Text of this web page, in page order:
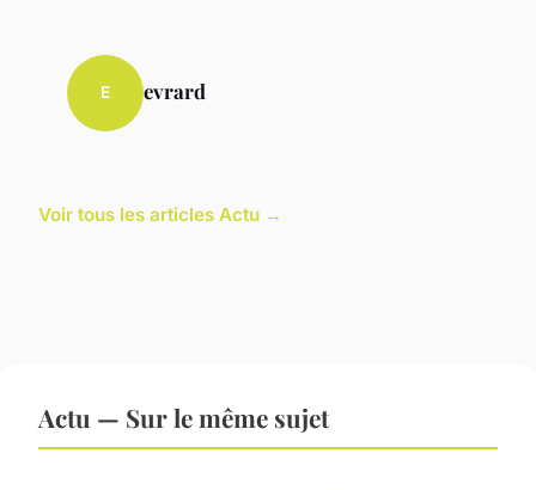
E evrard
Voir tous les articles Actu →
Actu — Sur le même sujet